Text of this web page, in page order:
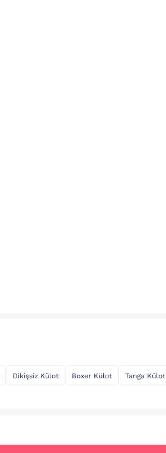
Dikişsiz Külot Boxer Külot Tanga Külot